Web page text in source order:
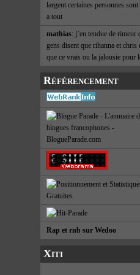
largent certaines personnes sont
a tout
mathias: j’en tendue de rimeur
gens disent que rihanna et chris
que ce vrais ou la jalousie pour
Référencement
Rap et rnb sur Wedoo
Xiti